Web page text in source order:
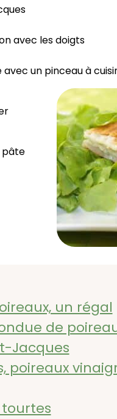
avec les doigts
avec un pinceau à
pâte
un régal
de
Jacques
poireaux